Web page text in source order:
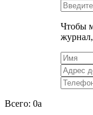
Чтобы
Всего: 0a